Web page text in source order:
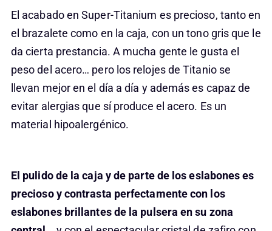
El acabado en Super-Titanium es precioso, tanto en
el brazalete como en la caja, con un tono gris que le
da cierta prestancia. A mucha gente le gusta el
peso del acero… pero los relojes de Titanio se
llevan mejor en el día a día y además es capaz de
evitar alergias que sí produce el acero. Es un
material hipoalergénico.
El pulido de la caja y de parte de los eslabones es
precioso y contrasta perfectamente con los
eslabones brillantes de la pulsera en su zona